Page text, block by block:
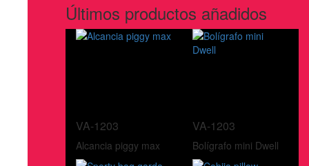
Últimos productos añadidos
VA-1203
Alcancia piggy max
VA-1203
Bolígrafo mini Dwell